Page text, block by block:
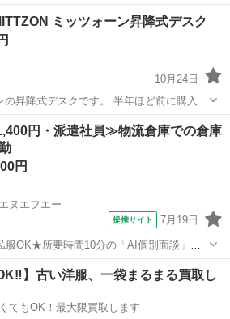
【お譲り価格】2,000円
（キーボード台付き） 【特徴】レバー...
スタンディングデスク
MITTZON ミッツォーン昇降式デスク
10月24日
の昇降式デスクです。 半年ほど前に購入し
ります。 大森駅近くのマンシ
探しております。 ご不明点などご
ル デスク
円・派遣社員≫物流倉庫での倉庫
円
ヌエフエー
提携サイト 7月19日
服OK★所要時間10分の「AI個別面談」が
のドライバー受付業務！日払い可！交通
トラックドライバーの受付業務(1411)
】古い洋服、一袋まるまる買取し
てもOK！最大限買取します